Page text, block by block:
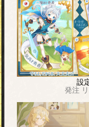
設
発注